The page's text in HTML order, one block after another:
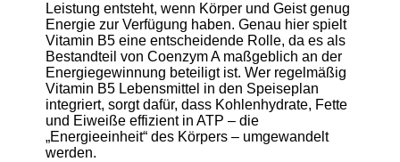
Leistung entsteht, wenn Körper und Geist genug
Energie zur Verfügung haben. Genau hier spielt
Vitamin B5 eine entscheidende Rolle, da es als
Bestandteil von Coenzym A maßgeblich an der
Energiegewinnung beteiligt ist. Wer regelmäßig
Vitamin B5 Lebensmittel in den Speiseplan
integriert, sorgt dafür, dass Kohlenhydrate, Fette
und Eiweiße effizient in ATP – die
„Energieeinheit“ des Körpers – umgewandelt
werden.